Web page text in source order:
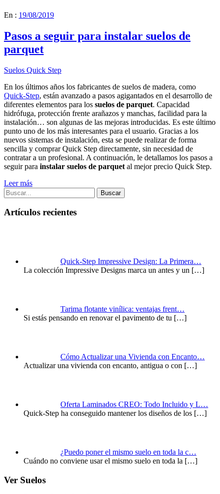
En : 19/08/2019
Pasos a seguir para instalar suelos de
parquet
Suelos Quick Step
En los últimos años los fabricantes de suelos de madera, como
Quick-Step, están avanzado a pasos agigantados en el desarrollo de
diferentes elementos para los suelos de parquet. Capacidad
hidrófuga, protección frente arañazos y manchas, facilidad para la
instalación… son algunas de las mejoras introducidas. Es este último
punto uno de los más interesantes para el usuario. Gracias a los
nuevos sistemas de instalación, esta se puede realizar de forma
sencilla y comprar Quick Step directamente, sin necesidad de
contratar a un profesional. A continuación, le detallamos los pasos a
seguir para instalar suelos de parquet al mejor precio Quick Step.
Leer más
Buscar
Artículos recientes
Quick-Step Impressive Design: La Primera…
La colección Impressive Designs marca un antes y un […]
Tarima flotante vinílica: ventajas frent…
Si estás pensando en renovar el pavimento de tu […]
Cómo Actualizar una Vivienda con Encanto…
Actualizar una vivienda con encanto, antigua o con […]
Oferta Laminados CREO: Todo Incluido y L…
Quick-Step ha conseguido mantener los diseños de los […]
¿Puedo poner el mismo suelo en toda la c…
Cuándo no conviene usar el mismo suelo en toda la […]
Ver Suelos